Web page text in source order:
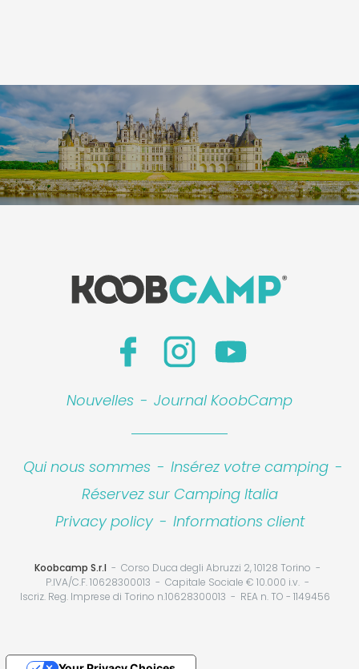
Nouvelles - Journal KoobCamp
Qui nous sommes - Insérez votre camping -
Réservez sur Camping Italia
Privacy policy - Informations client
Koobcamp S.r.l
Corso Duca degli Abruzzi 2, 10128 Torino
P.IVA/C.F. 10628300013
Capitale Sociale € 10.000 i.v.
Iscriz. Reg. Imprese di Torino n.10628300013
REA n. TO - 1149456